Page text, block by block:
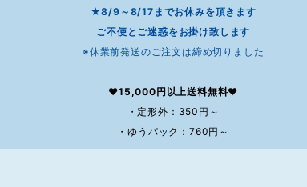
★8/9～8/17までお休みを頂きます
ご不便とご迷惑をお掛け致します
※休業前発送のご注文は締め切りました
❤15,000円以上送料無料❤
・定形外：350円～
・ゆうパック：760円～